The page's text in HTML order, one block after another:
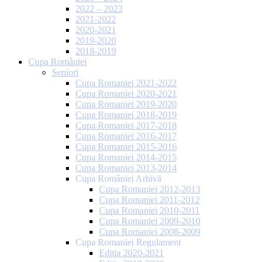
2022 – 2023
2021-2022
2020-2021
2019-2020
2018-2019
Cupa României
Seniori
Cupa Romaniei 2021-2022
Cupa Romaniei 2020-2021
Cupa Romaniei 2019-2020
Cupa Romaniei 2018-2019
Cupa Romaniei 2017-2018
Cupa Romaniei 2016-2017
Cupa Romaniei 2015-2016
Cupa Romaniei 2014-2015
Cupa Romaniei 2013-2014
Cupa României Arhivă
Cupa Romaniei 2012-2013
Cupa Romaniei 2011-2012
Cupa Romaniei 2010-2011
Cupa Romaniei 2009-2010
Cupa Romaniei 2008-2009
Cupa Romaniei Regulament
Editia 2020-2021